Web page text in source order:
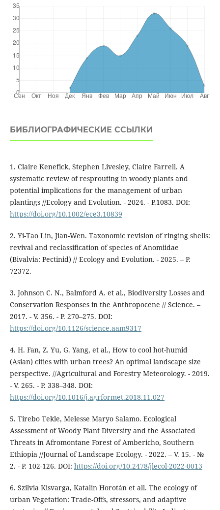
БИБЛИОГРАФИЧЕСКИЕ ССЫЛКИ
1. Claire Kenefick, Stephen Livesley, Claire Farrell. A
systematic review of resprouting in woody plants and
potential implications for the management of urban
plantings //Ecology and Evolution. - 2024. - P.1083. DOI:
https://doi.org/10.1002/ece3.10839
2. Yi-Tao Lin, Jian-Wen. Taxonomic revision of ringing shells:
revival and reclassification of species of Anomiidae
(Bivalvia: Pectinid) // Ecology and Evolution. - 2025. – P.
72372.
3. Johnson C. N., Balmford A. et al., Biodiversity Losses and
Conservation Responses in the Anthropocene // Science. –
2017. - V. 356. - P. 270–275. DOI:
https://doi.org/10.1126/science.aam9317
4. H. Fan, Z. Yu, G. Yang, et al., How to cool hot-humid
(Asian) cities with urban trees? An optimal landscape size
perspective. //Agricultural and Forestry Meteorology. - 2019.
- V. 265. - P. 338–348. DOI:
https://doi.org/10.1016/j.agrformet.2018.11.027
5. Tirebo Tekle, Melesse Maryo Salamo. Ecological
Assessment of Woody Plant Diversity and the Associated
Threats in Afromontane Forest of Ambericho, Southern
Ethiopia //Journal of Landscape Ecology. - 2022. – V. 15. - №
2. - P. 102-126. DOI: https://doi.org/10.2478/jlecol-2022-0013
6. Szilvia Kisvarga, Katalin Horotán et all. The ecology of
urban Vegetation: Trade-Offs, stressors, and adaptive